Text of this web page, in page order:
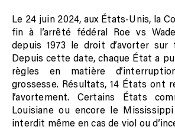
Le 24 juin 2024, aux États-Unis, la
fin à l’arrêté fédéral Roe vs
depuis 1973 le droit d’avorter
Depuis cette date, chaque État a
règles en matière d’
grossesse. Résultats, 14 États ont
l’avortement. Certains États
Louisiane ou encore le
interdit même en cas de viol ou